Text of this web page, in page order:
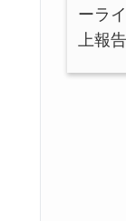
ーラ
上報告